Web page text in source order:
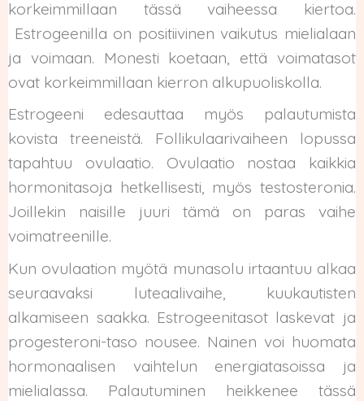
korkeimmillaan tässä vaiheessa kiertoa.
Estrogeenilla on positiivinen vaikutus mielialaan
ja voimaan. Monesti koetaan, että voimatasot
ovat korkeimmillaan kierron alkupuoliskolla.
Estrogeeni edesauttaa myös palautumista
kovista treeneistä. Follikulaarivaiheen lopussa
tapahtuu ovulaatio. Ovulaatio nostaa kaikkia
hormonitasoja hetkellisesti, myös testosteronia.
Joillekin naisille juuri tämä on paras vaihe
voimatreenille.
Kun ovulaation myötä munasolu irtaantuu alkaa
seuraavaksi luteaalivaihe, kuukautisten
alkamiseen saakka. Estrogeenitasot laskevat ja
progesteroni-taso nousee. Nainen voi huomata
hormonaalisen vaihtelun energiatasoissa ja
mielialassa. Palautuminen heikkenee tässä